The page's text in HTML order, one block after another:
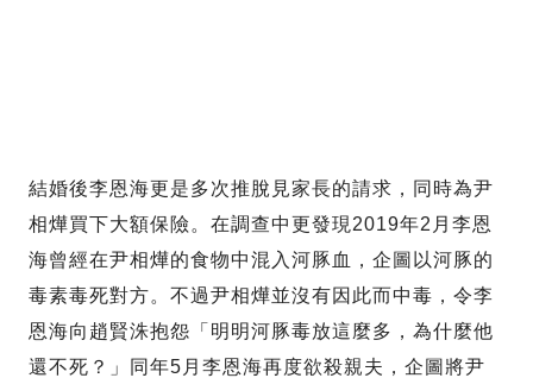
結婚後李恩海更是多次推脫見家長的請求，同時為尹
相燁買下大額保險。在調查中更發現2019年2月李恩
海曾經在尹相燁的食物中混入河豚血，企圖以河豚的
毒素毒死對方。不過尹相燁並沒有因此而中毒，令李
恩海向趙賢洙抱怨「明明河豚毒放這麼多，為什麼他
還不死？」同年5月李恩海再度欲殺親夫，企圖將尹